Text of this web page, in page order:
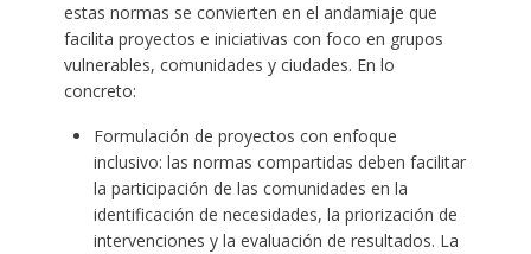
estas normas se convierten en el andamiaje que
facilita proyectos e iniciativas con foco en grupos
vulnerables, comunidades y ciudades. En lo
concreto:
Formulación de proyectos con enfoque
inclusivo: las normas compartidas deben facilitar
la participación de las comunidades en la
identificación de necesidades, la priorización de
intervenciones y la evaluación de resultados. La